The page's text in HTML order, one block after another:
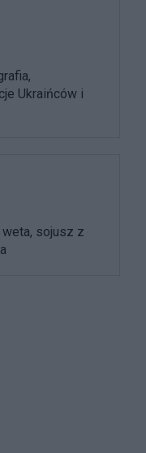
Ukraińców i
weta, sojusz z